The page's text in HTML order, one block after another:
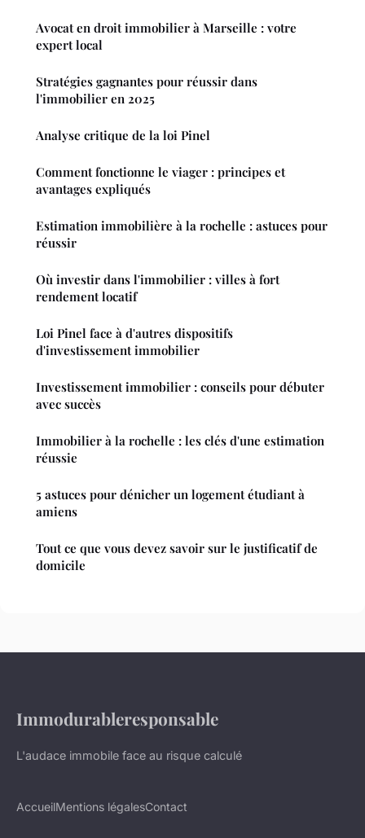
Avocat en droit immobilier à Marseille : votre
expert local
Stratégies gagnantes pour réussir dans
l'immobilier en 2025
Analyse critique de la loi Pinel
Comment fonctionne le viager : principes et
avantages expliqués
Estimation immobilière à la rochelle : astuces pour
réussir
Où investir dans l'immobilier : villes à fort
rendement locatif
Loi Pinel face à d'autres dispositifs
d'investissement immobilier
Investissement immobilier : conseils pour débuter
avec succès
Immobilier à la rochelle : les clés d'une estimation
réussie
5 astuces pour dénicher un logement étudiant à
amiens
Tout ce que vous devez savoir sur le justificatif de
domicile
Immodurableresponsable
L'audace immobile face au risque calculé
AccueilMentions légalesContact